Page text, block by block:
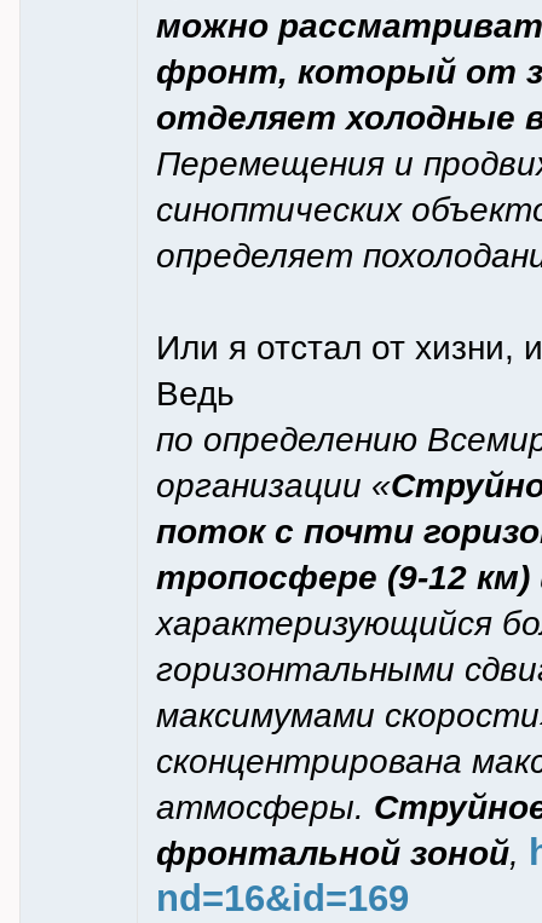
можно
фронт, который от
отделяет холодные
Перемещения и
синоптических
определяет
Или я отстал от хизни,
Ведь
по определению
организации «
поток с почти
тропосфере (9-12
характеризующийся
горизонтальными
максимумами
сконцентрирована
атмосферы.
фронтальной зоной,
nd=16&id=169